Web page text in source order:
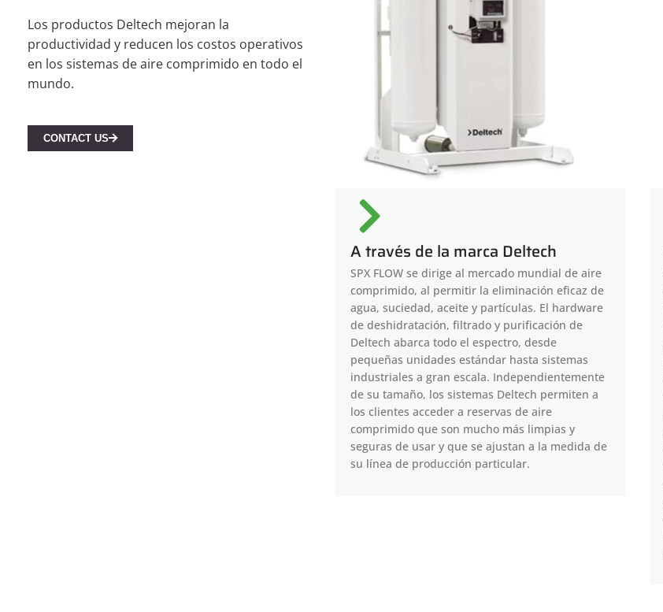
Los productos Deltech mejoran la
productividad y reducen los costos operativos
en los sistemas de aire comprimido en todo el
mundo.
CONTACT US
A través de la marca Deltech
SPX FLOW se dirige al mercado mundial de aire
comprimido, al permitir la eliminación eficaz de
agua, suciedad, aceite y partículas. El hardware
de deshidratación, filtrado y purificación de
Deltech abarca todo el espectro, desde
pequeñas unidades estándar hasta sistemas
industriales a gran escala. Independientemente
de su tamaño, los sistemas Deltech permiten a
los clientes acceder a reservas de aire
comprimido que son mucho más limpias y
seguras de usar y que se ajustan a la medida de
su línea de producción particular.